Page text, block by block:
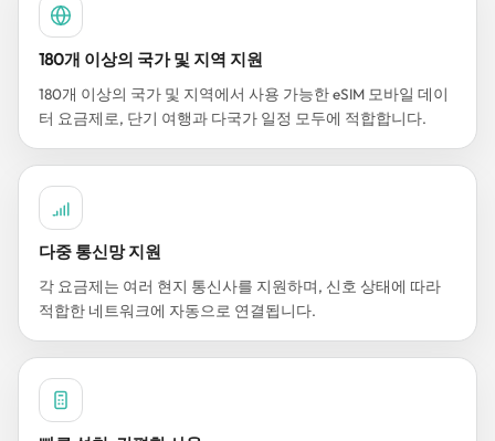
180개 이상의 국가 및 지역 지원
180개 이상의 국가 및 지역에서 사용 가능한 eSIM 모바일 데이
터 요금제로, 단기 여행과 다국가 일정 모두에 적합합니다.
다중 통신망 지원
각 요금제는 여러 현지 통신사를 지원하며, 신호 상태에 따라
적합한 네트워크에 자동으로 연결됩니다.